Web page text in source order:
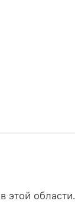
этой области.